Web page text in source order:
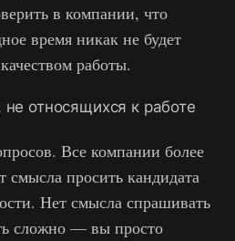
в компании, что
время никак не будет
работы.
относящихся к работе
Все компании более
смысла просить кандидата
Нет смысла спрашивать
сложно — вы просто